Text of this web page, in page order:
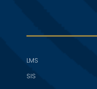
LMS
SIS